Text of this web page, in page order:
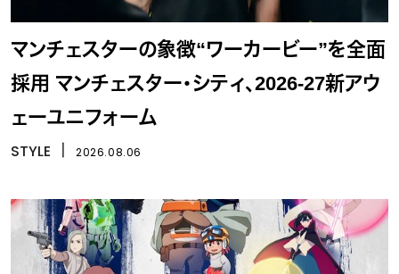
マンチェスターの象徴“ワーカービー”を全面
採用 マンチェスター・シティ、2026-27新アウ
ェーユニフォーム
STYLE 2026.08.06